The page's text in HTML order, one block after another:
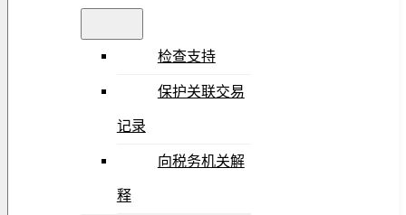
检查支持
保护关联交易
记录
向税务机关解
释